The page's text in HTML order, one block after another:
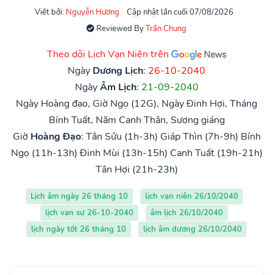
Viết bởi: Nguyễn Hương
Cập nhật lần cuối 07/08/2026
Reviewed ByTrần Chung
Theo dõi Lịch Vạn Niên trên
Ngày Dương Lịch: 26-10-2040
NgàyÂm Lịch: 21-09-2040
Ngày Hoàng đạo, Giờ Ngọ (12G), Ngày Đinh Hợi, Tháng
Bính Tuất, Năm Canh Thân, Sương giáng
Giờ Hoàng Đạo: Tân Sửu (1h-3h) Giáp Thìn (7h-9h) Bính
Ngọ (11h-13h) Đinh Mùi (13h-15h) Canh Tuất (19h-21h)
Tân Hợi (21h-23h)
Lịch âm ngày 26 tháng 10
lịch vạn niên 26/10/2040
lịch vạn sự 26-10-2040
âm lịch 26/10/2040
lịch ngày tốt 26 tháng 10
lịch âm dương 26/10/2040